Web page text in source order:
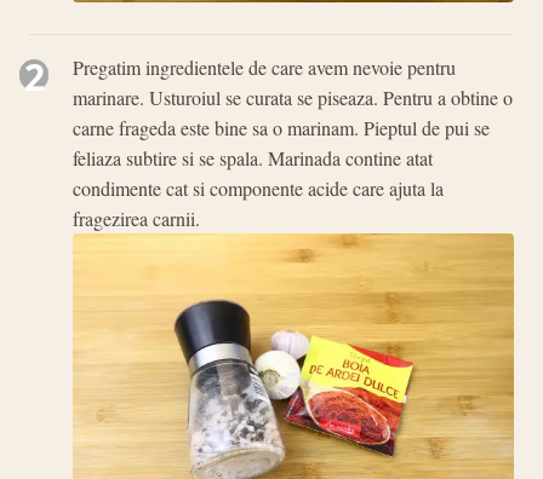
2
Pregatim ingredientele de care avem nevoie pentru
marinare. Usturoiul se curata se piseaza. Pentru a obtine o
carne frageda este bine sa o marinam. Pieptul de pui se
feliaza subtire si se spala. Marinada contine atat
condimente cat si componente acide care ajuta la
fragezirea carnii.